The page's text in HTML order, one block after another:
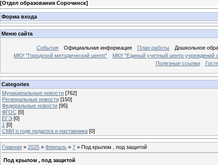
[Отдел образования Сорочинск]
Форма входа
Меню сайта
События Официальная информация План работы
Дошкольное
МКУ "Городской методический центр"
МКУ "Единый учетный центр учреждений
Полезные ссылки
Categories
Муниципальные новости [762]
Региональные новости [150]
Федеральные новости [95]
ФГОС [0]
ЕГЭ [0]
1 [0]
СМИ о годе педагога и наставника [0]
Главная » 2025 » Февраль » 7 » Под крылом , под защитой
Под крылом , под защитой